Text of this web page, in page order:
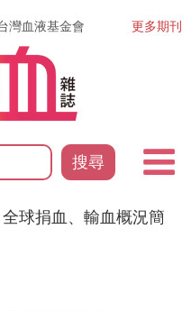
灣血液基金會
搜尋
更多期刊
全球捐血、輸血概況簡